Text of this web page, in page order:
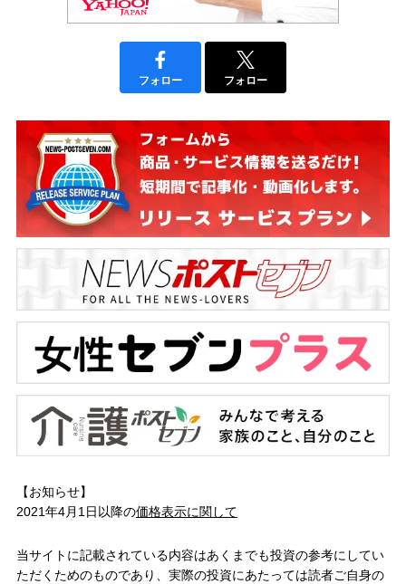
フォロー フォロー
【お知らせ】
2021年4月1日以降の価格表示に関して
当サイトに記載されている内容はあくまでも投資の参考にしてい
ただくためのものであり、実際の投資にあたっては読者ご自身の